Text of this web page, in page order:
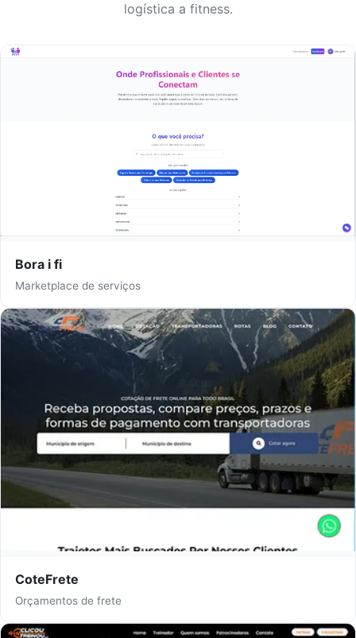
logística a fitness.
Bora i fi
Marketplace de serviços
CoteFrete
Orçamentos de frete